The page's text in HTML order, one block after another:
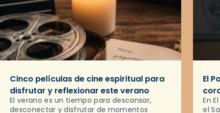
Cinco películas de cine espiritual para
disfrutar y reflexionar este verano
El verano es un tiempo para descansar,
desconectar y disfrutar de momentos
El
En
el